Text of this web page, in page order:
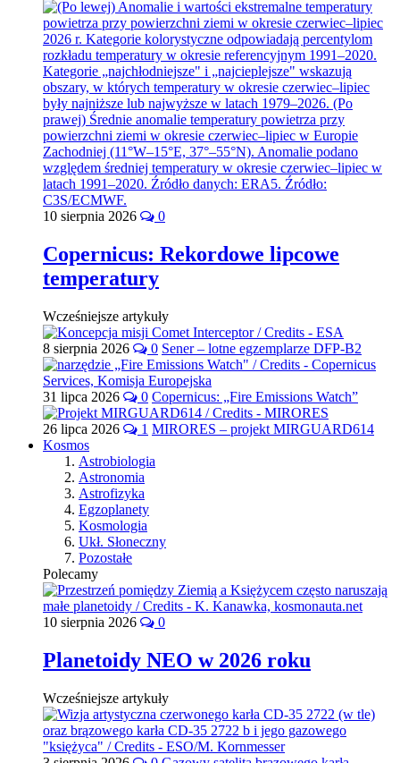
10 sierpnia 2026 0
Copernicus: Rekordowe lipcowe
temperatury
Wcześniejsze artykuły
8 sierpnia 2026 0 Sener – lotne egzemplarze DFP-B2
31 lipca 2026 0 Copernicus: „Fire Emissions Watch”
26 lipca 2026 1 MIRORES – projekt MIRGUARD614
Kosmos
Astrobiologia
Astronomia
Astrofizyka
Egzoplanety
Kosmologia
Ukł. Słoneczny
Pozostałe
Polecamy
10 sierpnia 2026 0
Planetoidy NEO w 2026 roku
Wcześniejsze artykuły